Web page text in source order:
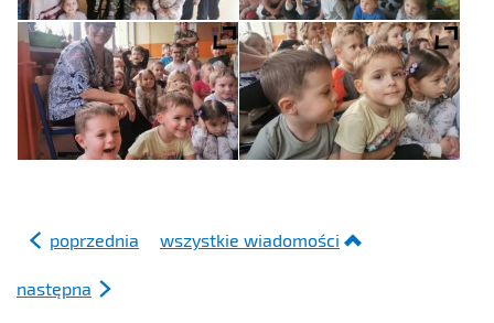
poprzednia wszystkie wiadomości
następna